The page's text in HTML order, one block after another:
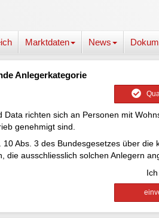
Marktdaten News
Anlegerkategorie
Data richten sich an Personen mit
genehmigt sind.
10 Abs. 3 des Bundesgesetzes über
die ausschliesslich solchen Anlegern